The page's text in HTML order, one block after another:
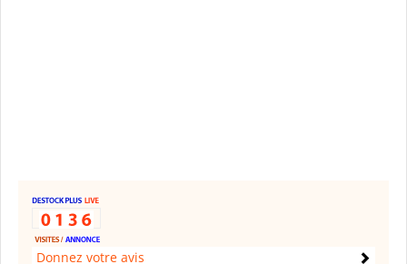
Donnez votre avis